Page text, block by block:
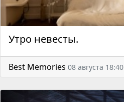
Утро невесты.
Best Memories 08 августа 18:40